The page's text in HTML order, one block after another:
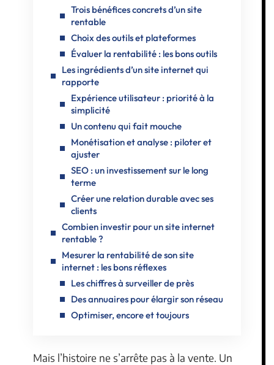
Trois bénéfices concrets d’un site
rentable
Choix des outils et plateformes
Évaluer la rentabilité : les bons outils
Les ingrédients d’un site internet qui
rapporte
Expérience utilisateur : priorité à la
simplicité
Un contenu qui fait mouche
Monétisation et analyse : piloter et
ajuster
SEO : un investissement sur le long
terme
Créer une relation durable avec ses
clients
Combien investir pour un site internet
rentable ?
Mesurer la rentabilité de son site
internet : les bons réflexes
Les chiffres à surveiller de près
Des annuaires pour élargir son réseau
Optimiser, encore et toujours
Mais l’histoire ne s’arrête pas à la vente. Un